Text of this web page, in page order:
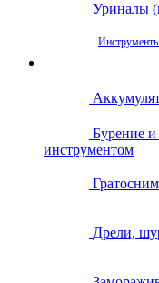
Уриналы
Бурение и
инструментом
Дрели,